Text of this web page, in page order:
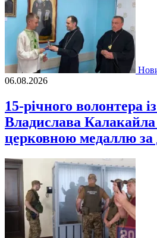
06.08.2026
15-річного волонтера
Владислава
церковною медаллю